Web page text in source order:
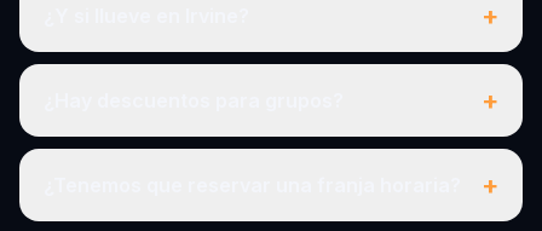
+
+
+